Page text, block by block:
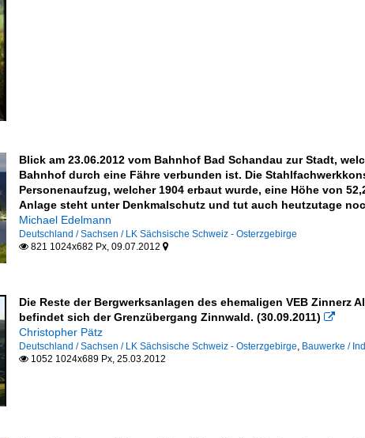
und Regierungsgebäude
Blick am 23.06.2012 vom Bahnhof Bad Schandau zur Stadt,
Bahnhof durch eine Fähre verbunden ist. Die
Personenaufzug, welcher 1904 erbaut wurde, eine Höhe von
Anlage steht unter Denkmalschutz und tut auch heutzutage
Michael Edelmann
Deutschland / Sachsen / LK Sächsische Schweiz - Osterzgebirge
821 1024x682 Px, 09.07.2012 
Die Reste der Bergwerksanlagen des ehemaligen VEB
befindet sich der Grenzübergang Zinnwald. (30.09.2011) 
Christopher Pätz
Deutschland / Sachsen / LK Sächsische Schweiz - Osterzgebirge, Bauwerke /
1052 1024x689 Px, 25.03.2012